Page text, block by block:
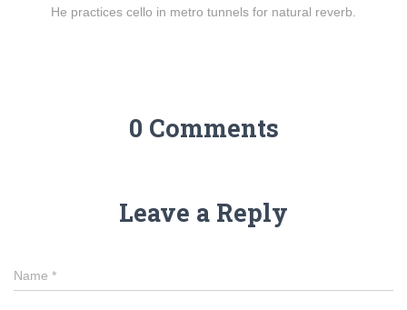
He practices cello in metro tunnels for natural reverb.
0 Comments
Leave a Reply
Name *